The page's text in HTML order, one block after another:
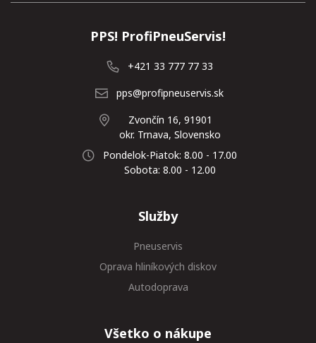
PPS! ProfiPneuServis!
+421 33 777 77 33
pps@profipneuservis.sk
Zvončín 16, 91901
okr. Trnava, Slovensko
Pondelok-Piatok: 8.00 - 17.00
Sobota: 8.00 - 12.00
Služby
Pneuservis
Oprava hliníkových diskov
Autodoprava
Všetko o nákupe